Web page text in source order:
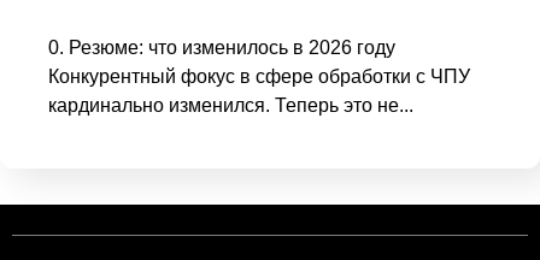
0. Резюме: что изменилось в 2026 году
Конкурентный фокус в сфере обработки с ЧПУ
кардинально изменился. Теперь это не...